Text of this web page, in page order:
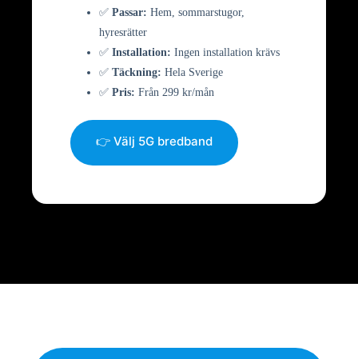
✅ Passar: Hem, sommarstugor,
hyresrätter
✅ Installation: Ingen installation krävs
✅ Täckning: Hela Sverige
✅ Pris: Från 299 kr/mån
👉 Välj 5G bredband